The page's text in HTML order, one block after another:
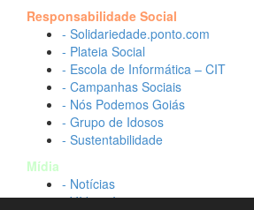
Responsabilidade Social
- Solidariedade.ponto.com
- Plateia Social
- Escola de Informática – CIT
- Campanhas Sociais
- Nós Podemos Goiás
- Grupo de Idosos
- Sustentabilidade
Mídia
- Notícias
- Vídeos Institucionais